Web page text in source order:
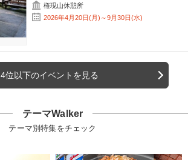
権現山休憩所
2026年4月20日(月)～9月30日(水)
4位以下のイベントを見る
テーマWalker
テーマ別特集をチェック